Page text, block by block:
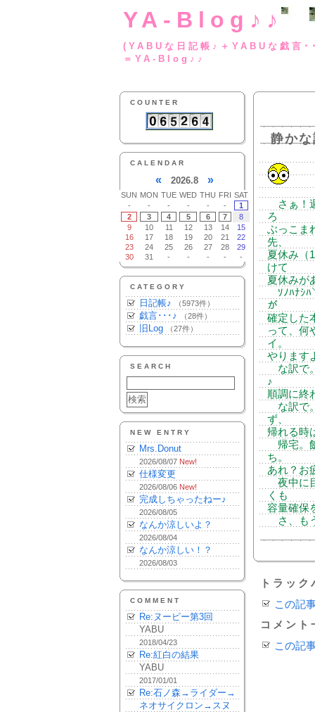
YA-Blog♪♪
(YABUな日記帳♪
＝YA-Blog♪♪
COUNTER
CALENDAR
« 2026.8 »
SUN MON TUE WED THU FRI SAT
-
- - - - -
1
2
3 4 5 6 7
8
9
10 11 12 13 14
15
16
17 18 19 20 21
22
23
24 25 26 27 28
29
30
31 - - - - -
CATEGORY
日記帳♪ （5973件）
戯言･･･♪ （28件）
旧Log （27件）
SEARCH
NEW ENTRY
Mrs.Donut
2026/08/07 New!
仕様変更
2026/08/06 New!
完成しちゃったねー♪
2026/08/05
なんか涼しいよ？
2026/08/04
なんか涼しい！？
2026/08/03
COMMENT
Re:ヌーピー第3回
YABU
2018/04/23
Re:紅白の結果
YABU
2017/01/01
Re:石ノ森→ライダー→
ネオサイクロン→スヌ
静か
さぁ！
ろ
ぶっこま
先、
夏休み（
けて
夏休みが
ｿﾉﾊﾅｼﾊ
が
確定した
って、何
イ。
やります
な訳で
♪
順調に終
な訳で
ず、
帰れる時
帰宅。
ち。
あれ？お
夜中に
くも
容量確保
さ、も
トラッ
この記
コメント
この記